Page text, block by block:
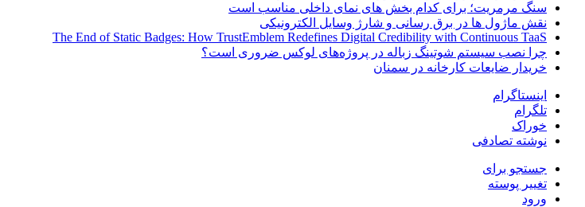
سنگ مرمریت؛ برای کدام بخش های نمای داخلی مناسب است
نقش ماژول ها در برق رسانی و شارژ وسایل الکترونیکی
The End of Static Badges: How TrustEmblem Redefines Digital Credibility with Continuous TaaS
چرا نصب سیستم شوتینگ زباله در پروژه‌های لوکس ضروری است؟
خریدار ضایعات کارخانه در سمنان
اینستاگرام
تلگرام
خوراک
نوشته تصادفی
جستجو برای
تغییر پوسته
ورود